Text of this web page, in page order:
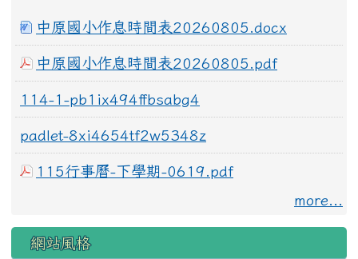
中原國小作息時間表20260805.docx
中原國小作息時間表20260805.pdf
114-1-pb1ix494ffbsabg4
padlet-8xi4654tf2w5348z
115行事曆-下學期-0619.pdf
more...
網站風格